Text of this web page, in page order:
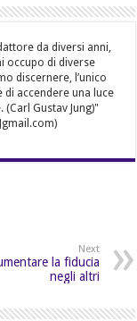
da diversi anni,
occupo di diverse
discernere, l’unico
di accendere una luce
Gustav Jung)"
Next
la fiducia
negli altri